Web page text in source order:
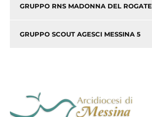
GRUPPO RNS MADONNA DEL ROGATE
GRUPPO SCOUT AGESCI MESSINA 5